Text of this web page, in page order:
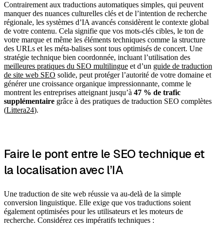
Contrairement aux traductions automatiques simples, qui peuvent
manquer des nuances culturelles clés et de l’intention de recherche
régionale, les systèmes d’IA avancés considèrent le contexte global
de votre contenu. Cela signifie que vos mots-clés cibles, le ton de
votre marque et même les éléments techniques comme la structure
des URLs et les méta-balises sont tous optimisés de concert. Une
stratégie technique bien coordonnée, incluant l’utilisation des
meilleures pratiques du SEO multilingue et d’un guide de traduction
de site web SEO solide, peut protéger l’autorité de votre domaine et
générer une croissance organique impressionnante, comme le
montrent les entreprises atteignant jusqu’à 47 % de trafic
supplémentaire grâce à des pratiques de traduction SEO complètes
(Littera24).
Faire le pont entre le SEO technique et
la localisation avec l’IA
Une traduction de site web réussie va au-delà de la simple
conversion linguistique. Elle exige que vos traductions soient
également optimisées pour les utilisateurs et les moteurs de
recherche. Considérez ces impératifs techniques :